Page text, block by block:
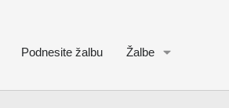
Podnesite žalbu Žalbe